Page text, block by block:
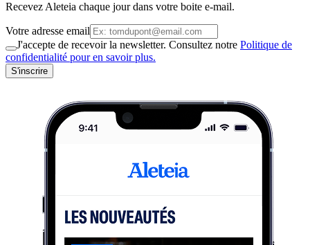
Recevez Aleteia chaque jour dans votre boite e-mail.
Votre adresse email
J'accepte de recevoir la newsletter. Consultez notre Politique de
confidentialité pour en savoir plus.
S'inscrire